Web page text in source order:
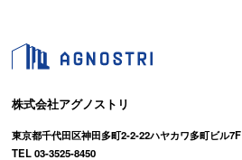
株式会社アグノストリ
東京都千代田区神田多町2-2-22ハヤカワ多町ビル7F
TEL 03-3525-8450